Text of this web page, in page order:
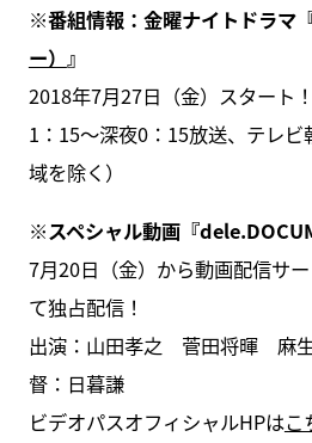
※番組情報：金曜ナイトドラマ
ー） 』
2018年7月27日（金）スタート
1：15～深夜0：15放送、テレ
域を除く）
※スペシャル動画『
7月20日（金）から動画配信サ
て独占配信！
出演：山田孝之 菅田将暉
督：日暮謙
ビデオパスオフィシャルHPはこ